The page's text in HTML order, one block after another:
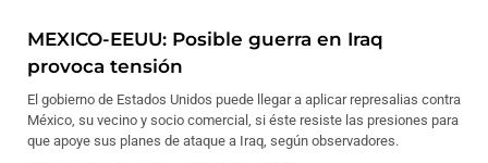
MEXICO-EEUU: Posible guerra en Iraq
provoca tensión
El gobierno de Estados Unidos puede llegar a aplicar represalias contra
México, su vecino y socio comercial, si éste resiste las presiones para
que apoye sus planes de ataque a Iraq, según observadores.